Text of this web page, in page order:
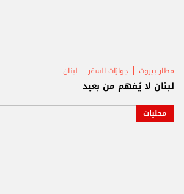
مطار بيروت جوازات السفر لبنان
لبنان لا يُفهم من بعيد
محليات